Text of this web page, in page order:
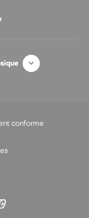
conforme